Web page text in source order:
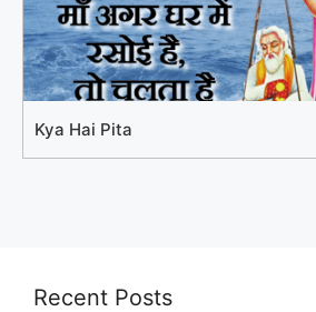
Kya Hai Pita
Recent Posts